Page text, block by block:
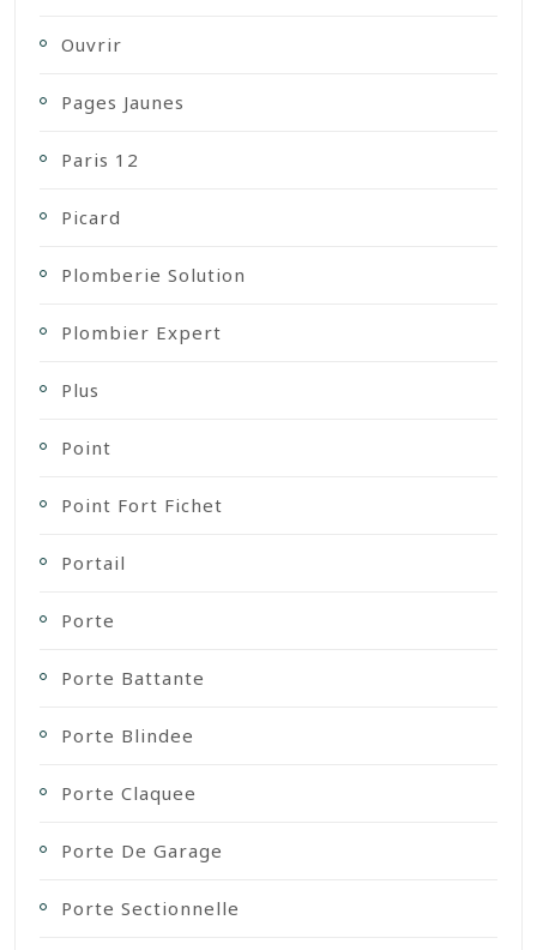
Ouvrir
Pages Jaunes
Paris 12
Picard
Plomberie Solution
Plombier Expert
Plus
Point
Point Fort Fichet
Portail
Porte
Porte Battante
Porte Blindee
Porte Claquee
Porte De Garage
Porte Sectionnelle